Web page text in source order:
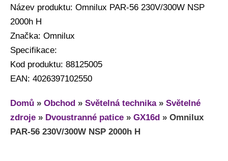
Název produktu: Omnilux PAR-56 230V/300W NSP
2000h H
Značka: Omnilux
Specifikace:
Kod produktu: 88125005
EAN: 4026397102550
Domů » Obchod » Světelná technika» Světelné
zdroje » Dvoustranné patice » GX16d » Omnilux
PAR-56 230V/300W NSP 2000h H